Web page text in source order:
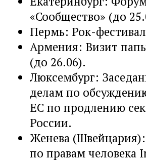
«Сообщество» (до
Пермь: Рок-
Армения: Визит
(до 26.06).
Люксембург:
делам по
ЕС по продлению
России.
Женева
по правам человека